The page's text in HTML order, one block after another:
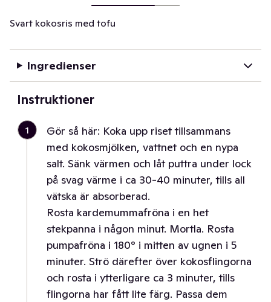
Svart kokosris med tofu
Ingredienser
Instruktioner
1
Gör så här: Koka upp riset tillsammans
med kokosmjölken, vattnet och en nypa
salt. Sänk värmen och låt puttra under lock
på svag värme i ca 30-40 minuter, tills all
vätska är absorberad.
Rosta kardemummafröna i en het
stekpanna i någon minut. Mortla. Rosta
pumpafröna i 180° i mitten av ugnen i 5
minuter. Strö därefter över kokosflingorna
och rosta i ytterligare ca 3 minuter, tills
flingorna har fått lite färg. Passa dem